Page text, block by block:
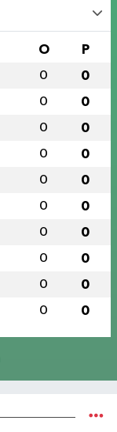
O P
0 0
0 0
0 0
0 0
0 0
0 0
0 0
0 0
0 0
0 0